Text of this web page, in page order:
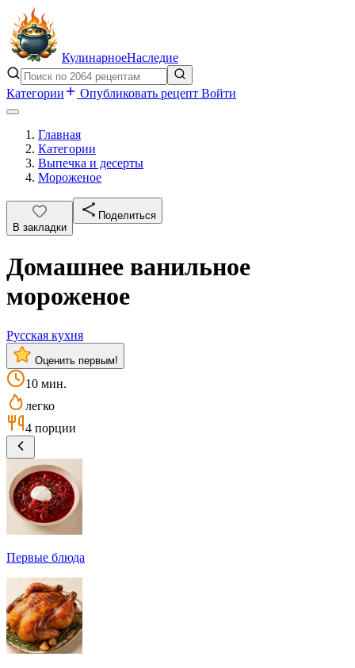
КулинарноеНаследие
Категории Опубликовать рецепт Войти
Главная
Категории
Выпечка и десерты
Мороженое
В закладки
Поделиться
Домашнее ванильное
мороженое
Русская кухня
Оценить первым!
10 мин.
легко
4 порции
Первые блюда